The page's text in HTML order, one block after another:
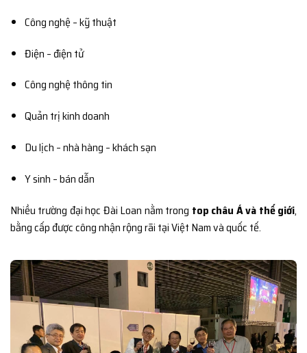
Công nghệ – kỹ thuật
Điện – điện tử
Công nghệ thông tin
Quản trị kinh doanh
Du lịch – nhà hàng – khách sạn
Y sinh – bán dẫn
Nhiều trường đại học Đài Loan nằm trong top châu Á và thế giới,
bằng cấp được công nhận rộng rãi tại Việt Nam và quốc tế.